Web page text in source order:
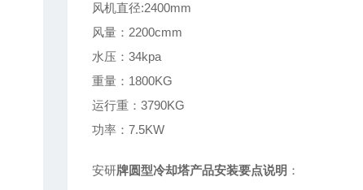
风机直径:2400mm
风量：2200cmm
水压：34kpa
重量：1800KG
运行重：3790KG
功率：7.5KW
安研牌圆型冷却塔产品安装要点说明 ：